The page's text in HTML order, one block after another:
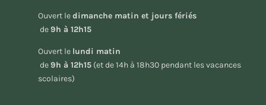
Ouvert ledimanche matin et jours fériés
de9h à 12h15
Ouvert le lundi matin
de9h à 12h15(et de 14h à 18h30 pendant les vacances
scolaires)